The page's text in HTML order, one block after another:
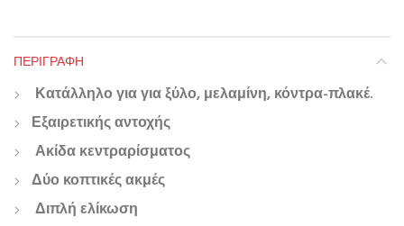
ΠΕΡΙΓΡΑΦΉ
Κατάλληλο για για ξύλο, μελαμίνη, κόντρα-πλακέ.
Εξαιρετικής αντοχής
Ακίδα κεντραρίσματος
Δύο κοπτικές ακμές
Διπλή ελίκωση